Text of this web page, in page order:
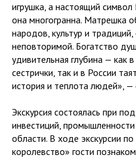
игрушка, а настоящий символ
она многогранна. Матрешка
народов, культур и
неповторимой. Богатство
удивительная глубина — как
сестрички, так и в России
история и теплота людей», —
Экскурсия состоялась при
инвестиций,
области. В ходе экскурсии
королевство» гости